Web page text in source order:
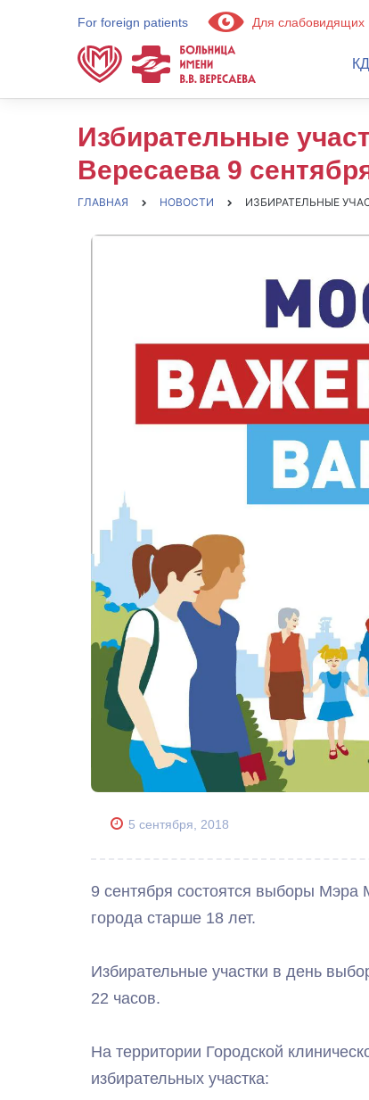
For foreign patients Для слабовидящих
Избирательные
Вересаева 9
ГЛАВНАЯ НОВОСТИ ИЗБИРАТЕЛЬНЫЕ
5 сентября, 2018
9 сентября состоятся выборы Мэра
города старше 18 лет.
Избирательные участки в день
22 часов.
На территории Городской
избирательных участка: